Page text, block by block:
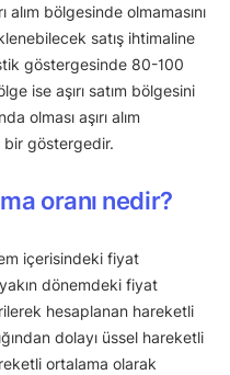
alım bölgesinde olmamasını
satış ihtimaline
göstergesinde 80-100
ise aşırı satım bölgesini
olması aşırı alım
bir göstergedir.
oranı nedir?
içerisindeki fiyat
dönemdeki fiyat
hesaplanan hareketli
dolayı üssel hareketli
ortalama olarak